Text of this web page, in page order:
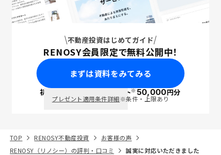
不動産投資はじめてガイド
RENOSY会員限定で無料公開中！
まずは資料をみてみる
初回面談で ポイント※50,000円分
プレゼント適用条件詳細※条件・上限あり
TOP RENOSY不動産投資
お客様の声
RENOSY（リノシー）の評判・口コミ
誠実に対応いただきました